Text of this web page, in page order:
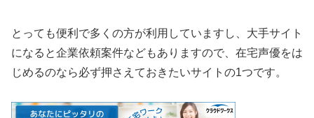
とっても便利で多くの方が利用していますし、大手サイト
になると企業依頼案件などもありますので、在宅声優をは
じめるのなら必ず押さえておきたいサイトの1つです。